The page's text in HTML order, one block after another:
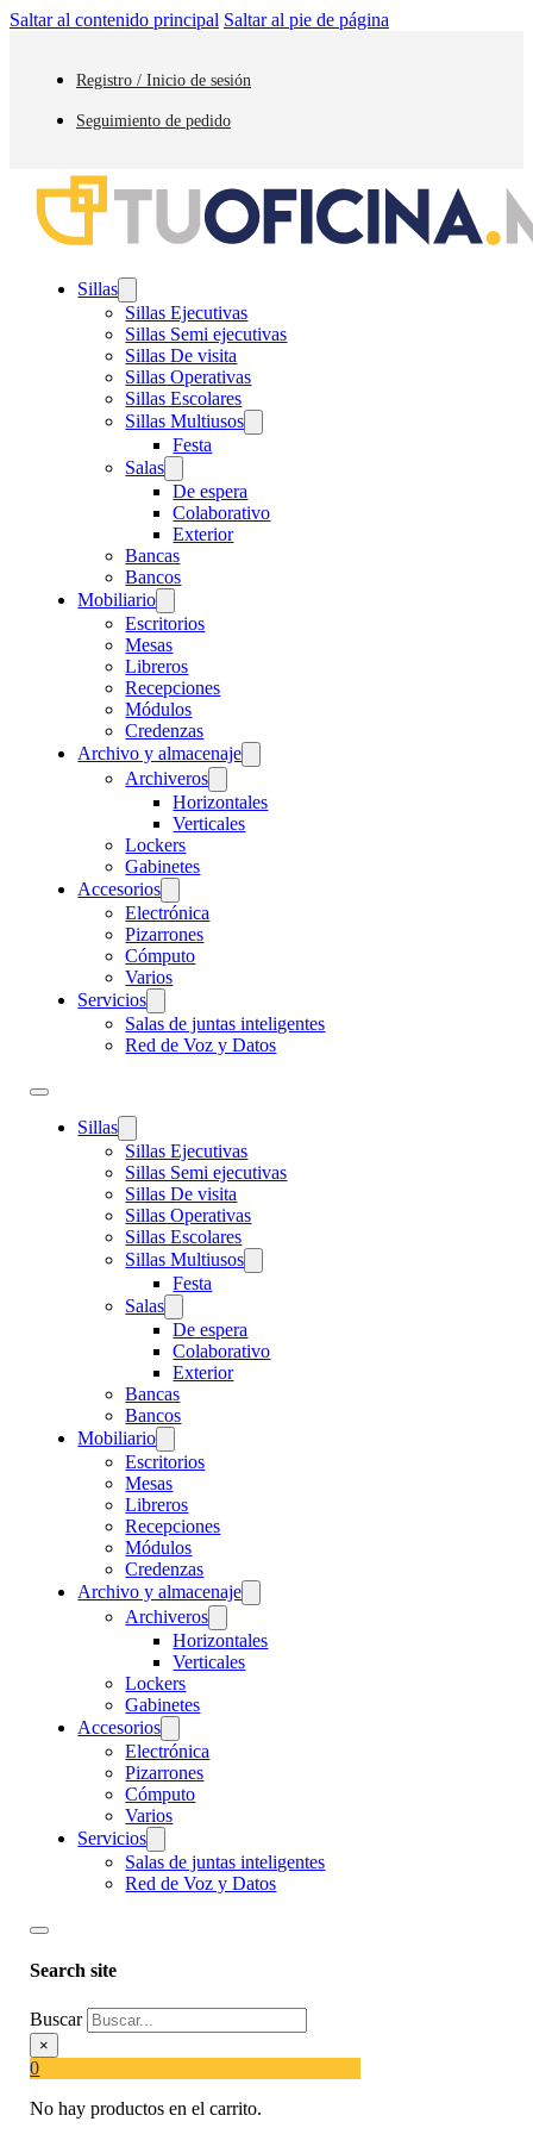
Saltar al contenido principal Saltar al pie de página
Registro / Inicio de sesión
Seguimiento de pedido
Sillas
Sillas Ejecutivas
Sillas Semi ejecutivas
Sillas De visita
Sillas Operativas
Sillas Escolares
Sillas Multiusos
Festa
Salas
De espera
Colaborativo
Exterior
Bancas
Bancos
Mobiliario
Escritorios
Mesas
Libreros
Recepciones
Módulos
Credenzas
Archivo y almacenaje
Archiveros
Horizontales
Verticales
Lockers
Gabinetes
Accesorios
Electrónica
Pizarrones
Cómputo
Varios
Servicios
Salas de juntas inteligentes
Red de Voz y Datos
Sillas
Sillas Ejecutivas
Sillas Semi ejecutivas
Sillas De visita
Sillas Operativas
Sillas Escolares
Sillas Multiusos
Festa
Salas
De espera
Colaborativo
Exterior
Bancas
Bancos
Mobiliario
Escritorios
Mesas
Libreros
Recepciones
Módulos
Credenzas
Archivo y almacenaje
Archiveros
Horizontales
Verticales
Lockers
Gabinetes
Accesorios
Electrónica
Pizarrones
Cómputo
Varios
Servicios
Salas de juntas inteligentes
Red de Voz y Datos
Search site
Buscar
×
0
No hay productos en el carrito.